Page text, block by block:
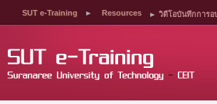
SUT e-Training ► Resources ► วิดีโอบันทึกการอ